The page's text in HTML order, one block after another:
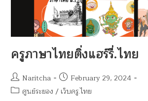
ครูภาษาไทยติ่งแฮร์รี่.ไทย
Naritcha
February 29, 2024
ศูนย์ระยอง / เว็บครู.ไทย